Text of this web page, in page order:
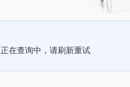
正在查询中，请刷新重试